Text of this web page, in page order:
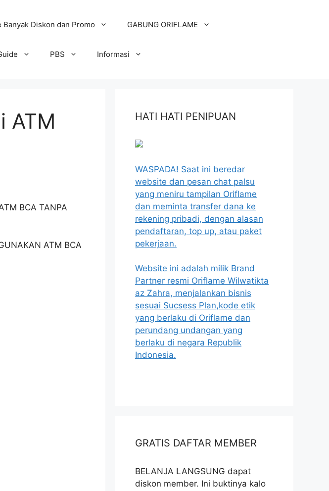
Diskon dan Promo GABUNG ORIFLAME
PBS Informasi
ATM
BCA TANPA
ATM BCA
HATI HATI PENIPUAN
WASPADA! Saat ini beredar
website dan pesan chat palsu
yang meniru tampilan Oriflame
dan meminta transfer dana ke
rekening pribadi, dengan alasan
pendaftaran, top up, atau paket
pekerjaan.
Website ini adalah milik Brand
Partner resmi Oriflame Wilwatikta
az Zahra, menjalankan bisnis
sesuai Sucsess Plan,kode etik
yang berlaku di Oriflame dan
perundang undangan yang
berlaku di negara Republik
Indonesia.
GRATIS DAFTAR MEMBER
BELANJA LANGSUNG dapat
diskon member. Ini buktinya kalo